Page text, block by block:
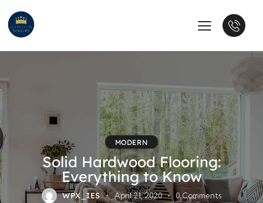
MODERN
Solid Hardwood Flooring:
Everything to Know
WPX_IES April 21, 2020 0 Comments